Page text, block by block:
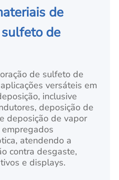
de
de
de sulfeto de
versáteis em
inclusive
deposição de
deposição de vapor
atendendo a
contra desgaste,
e displays.